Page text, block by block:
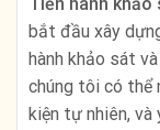
Tiến hành
bắt đầu xây
hành khảo sát
chúng tôi có thể
kiện tự nhiên, và